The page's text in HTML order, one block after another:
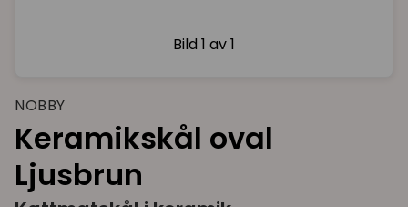
Bild 1 av 1
NOBBY
Keramikskål oval
Ljusbrun